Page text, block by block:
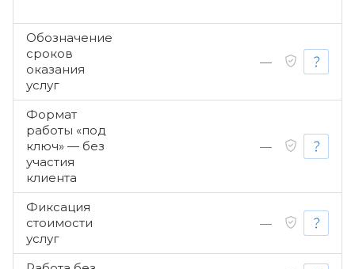
Обозначение
сроков
оказания
услуг
—
Формат
работы «под
ключ» — без
участия
клиента
—
Фиксация
стоимости
услуг
—